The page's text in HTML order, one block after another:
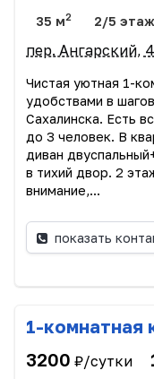
35 м2 2/5 этаж
пер. Ангарский, 4
Чистая уютная 1-
удобствами в
Сахалинска. Есть
до 3 человек. В
диван
в тихий двор. 2
внимание,...
показать
1-комнатная
3200 ₽/сутки